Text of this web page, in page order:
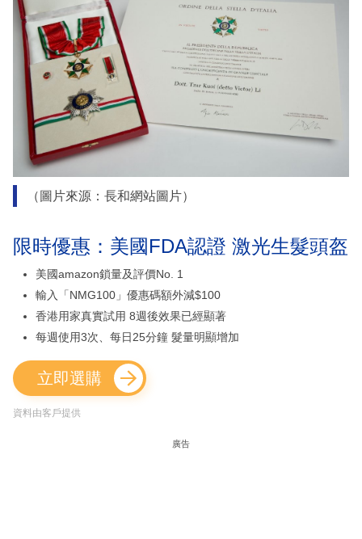
（圖片來源：長和網站圖片）
限時優惠：美國FDA認證 激光生髮頭盔
美國amazon鎖量及評價No. 1
輸入「NMG100」優惠碼額外減$100
香港用家真實試用 8週後效果已經顯著
每週使用3次、每日25分鐘 髮量明顯增加
立即選購
資料由客戶提供
廣告